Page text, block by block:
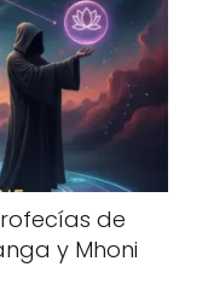
de
y Mhoni